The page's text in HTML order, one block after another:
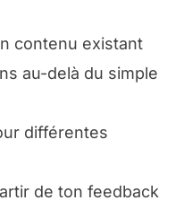
contenu existant
au-delà du simple
différentes
de ton feedback